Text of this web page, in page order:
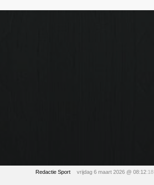
Redactie Sport vrijdag 6 maart 2026 @ 08:12:18